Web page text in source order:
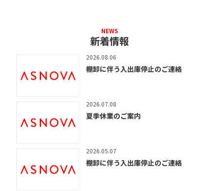
NEWS
新着情報
2026.08.06
棚卸に伴う入出庫停止のご連絡
2026.07.08
夏季休業のご案内
2026.05.07
棚卸に伴う入出庫停止のご連絡